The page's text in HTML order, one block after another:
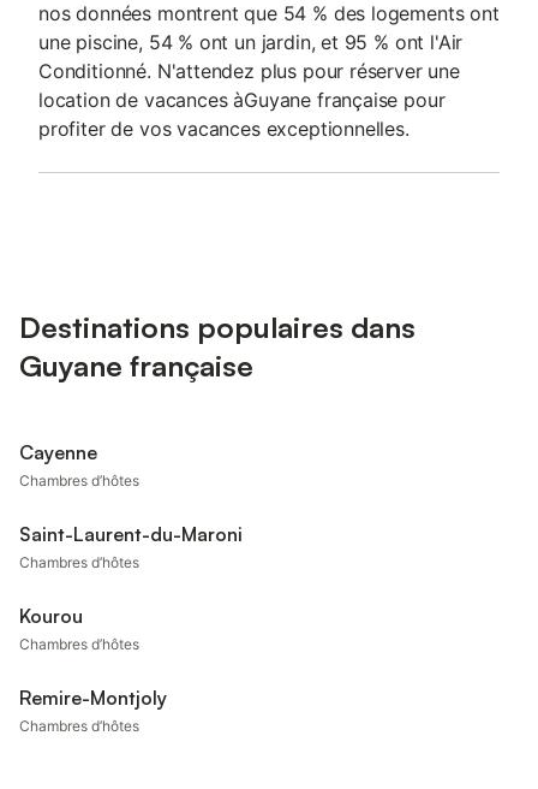
nos données montrent que 54 % des logements ont
une piscine, 54 % ont un jardin, et 95 % ont l'Air
Conditionné. N'attendez plus pour réserver une
location de vacances àGuyane française pour
profiter de vos vacances exceptionnelles.
Destinations populaires dans
Guyane française
Cayenne
Chambres d’hôtes
Saint-Laurent-du-Maroni
Chambres d’hôtes
Kourou
Chambres d’hôtes
Remire-Montjoly
Chambres d’hôtes